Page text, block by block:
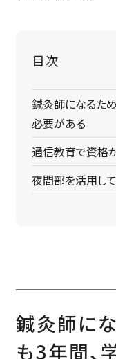
鍼灸師になるた
必要がある
通信教育で資格
夜間部を活用し
鍼灸師に
も3年間、